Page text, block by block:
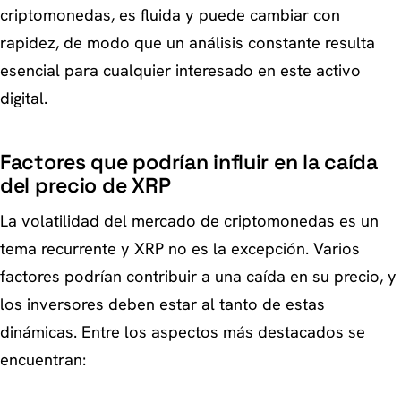
criptomonedas, es fluida y puede cambiar con
rapidez, de modo que un análisis constante resulta
esencial para cualquier interesado en este activo
digital.
Factores que podrían influir en la caída
del precio de XRP
La volatilidad del mercado de criptomonedas es un
tema recurrente y XRP no es la excepción. Varios
factores podrían contribuir a una caída en su precio, y
los inversores deben estar al tanto de estas
dinámicas. Entre los aspectos más destacados se
encuentran: